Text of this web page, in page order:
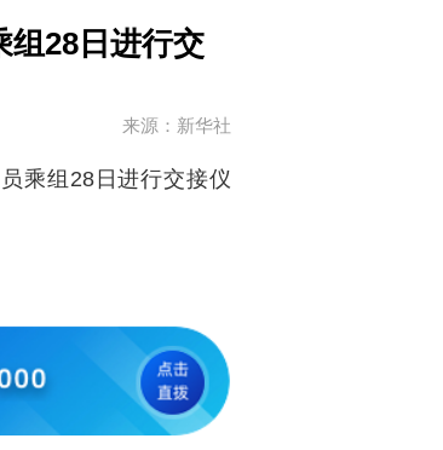
组28日进行交
来源：新华社
乘组28日进行交接仪